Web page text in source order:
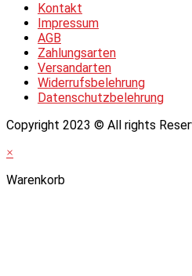
Kontakt
Impressum
AGB
Zahlungsarten
Versandarten
Widerrufsbelehrung
Datenschutzbelehrung
Copyright 2023 © All rights
×
Warenkorb